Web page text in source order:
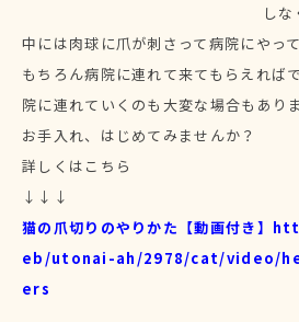
しな
中には肉球に爪が刺さって病院にやっ
もちろん病院に連れて来てもらえれば
院に連れていくのも大変な場合もあり
お手入れ、はじめてみませんか？
詳しくはこちら
↓↓↓
猫の爪切りのやりかた【動画付き】
eb/utonai-ah/2978/cat/video/
ers